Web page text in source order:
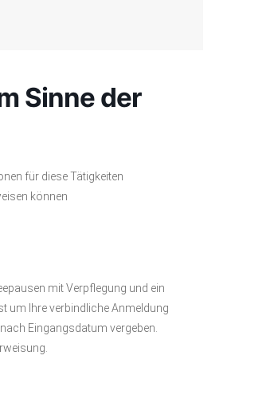
Sinne der
für diese Tätigkeiten
können
mit Verpflegung und ein
um Ihre verbindliche Anmeldung
Eingangsdatum vergeben.